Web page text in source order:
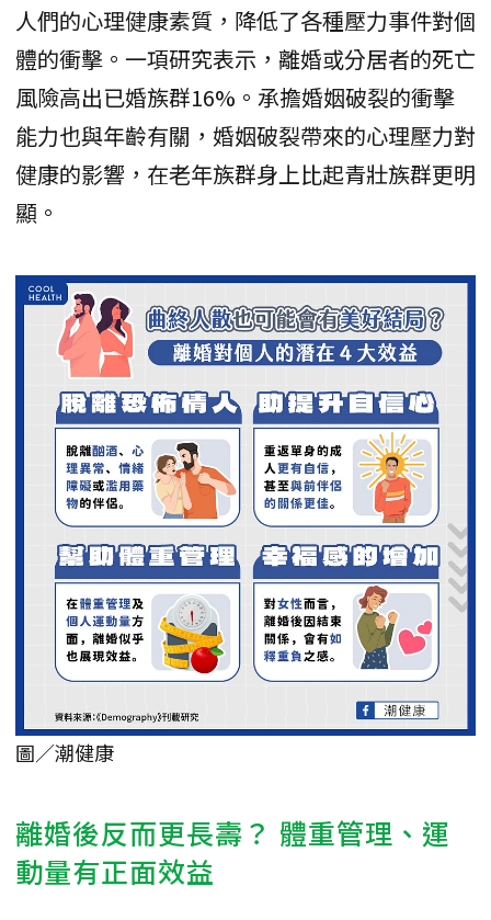
人們的心理健康素質，降低了各種壓力事件對個
體的衝擊。一項研究表示，離婚或分居者的死亡
風險高出已婚族群16%。承擔婚姻破裂的衝擊
能力也與年齡有關，婚姻破裂帶來的心理壓力對
健康的影響，在老年族群身上比起青壯族群更明
顯。
圖／潮健康
離婚後反而更長壽？ 體重管理、運
動量有正面效益